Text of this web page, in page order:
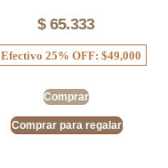
$65.333
Efectivo 25% OFF: $49,000
Comprar
Comprar para regalar